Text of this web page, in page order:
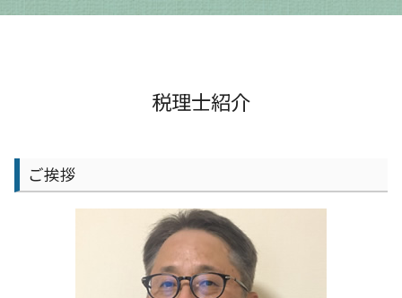
小規模事業者持続化補助金 申請
デジタル化 補助金
ai導入 補助金
事業計画 売上計画
事業計画 立て方
事業計画 目的
事業計画 個人事業主
事業計画書 融資
給与計算 注意点
給与計算 課税対象額とは
給与計算 効率化
守山市 会計事務所
大津市 確定申告
京都市 給与計算 会計士
大津市 節税対策
京都市 会計事務所
京都市 経営支援
大津市 相談 会社設立
京都市 決算対策
税理士紹介
ご挨拶